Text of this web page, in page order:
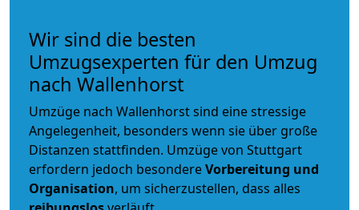
Wir sind die besten
Umzugsexperten für den Umzug
nach Wallenhorst
Umzüge nach Wallenhorst sind eine stressige
Angelegenheit, besonders wenn sie über große
Distanzen stattfinden. Umzüge von Stuttgart
erfordern jedoch besondereVorbereitung und
Organisation, um sicherzustellen, dass alles